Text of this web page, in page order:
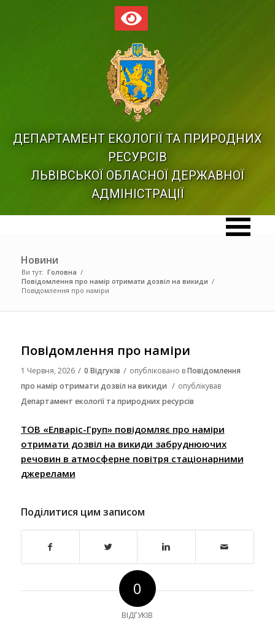
ДЕПАРТАМЕНТ ЕКОЛОГІЇ ТА ПРИРОДНИХ
РЕСУРСІВ
ЛЬВІВСЬКОЇ ОБЛАСНОЇ ДЕРЖАВНОЇ
АДМІНІСТРАЦІЇ
Новини
Ви тут: Головна /
Повідомлення про намір отримати дозвіл на викиди /
Повідомлення про наміри
Повідомлення про наміри
1 Червня, 2026 / 0 Відгуків / опубліковано вПовідомлення
про намір отримати дозвіл на викиди / опублікував
Департамент екології та природних ресурсів
ТОВ «Елваріс-Груп» повідомляє про наміри
отримати дозвіл на викиди забруднюючих
речовин в атмосферне повітря стаціонарними
джерелами
Поділитися цим записом
0
ВІДГУКІВ